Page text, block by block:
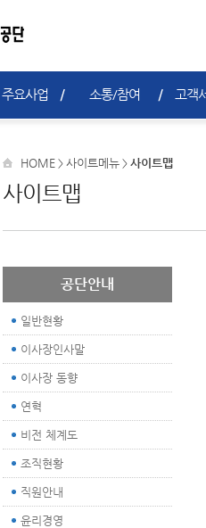
주요사업 소통/참여 고객
사이트맵
HOME > 사이트메뉴 > 사이트맵
공단안내
일반현황
이사장인사말
이사장 동향
연혁
비전 체계도
조직현황
직원안내
윤리경영